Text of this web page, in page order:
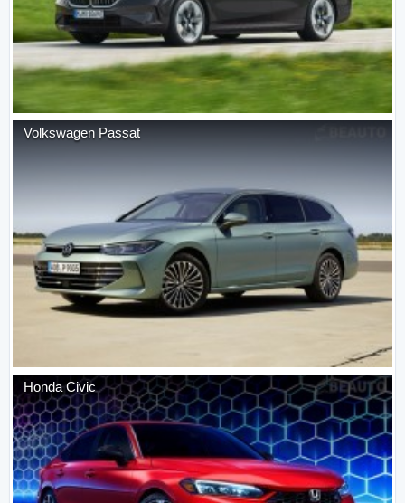
Volkswagen Passat
Honda Civic